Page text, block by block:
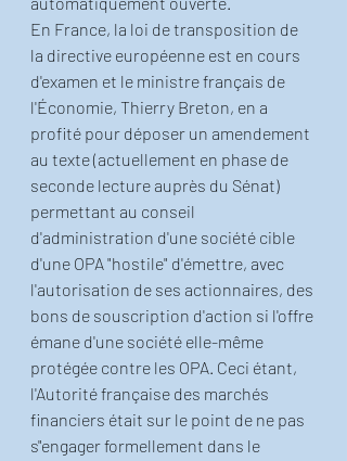
En France, la loi de transposition de
la directive européenne est en cours
d'examen et le ministre français de
l'Économie, Thierry Breton, en a
profité pour déposer un amendement
au texte (actuellement en phase de
seconde lecture auprès du Sénat)
permettant au conseil
d'administration d'une société cible
d'une OPA "hostile" d'émettre, avec
l'autorisation de ses actionnaires, des
bons de souscription d'action si l'offre
émane d'une société elle-même
protégée contre les OPA. Ceci étant,
l'Autorité française des marchés
financiers était sur le point de ne pas
s"engager formellement dans le